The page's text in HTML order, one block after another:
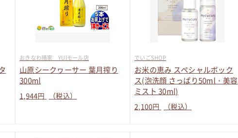
おきなわ晴家 YUIモール店
山原シークヮーサー 葉月搾り
300ml
1,944円 （税込）
でいごSHOP
お米の恵み スペシャルボック
ス(泡洗顔 さっぱり50ml・美容
ミスト 30ml)
2,100円 （税込）